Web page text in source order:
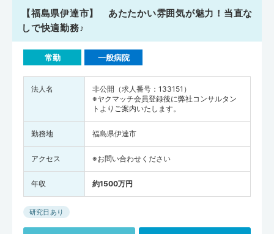
【福島県伊達市】 あたたかい雰囲気が魅力！当直な
しで快適勤務♪
常勤 一般病院
法人名
非公開（求人番号：133151）
※ヤクマッチ会員登録後に弊社コンサルタン
トよりご案内いたします。
勤務地 福島県伊達市
アクセス ※お問い合わせください
年収 約1500万円
研究日あり